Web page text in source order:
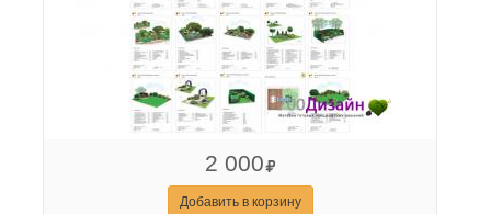
2 000
Добавить в корзину